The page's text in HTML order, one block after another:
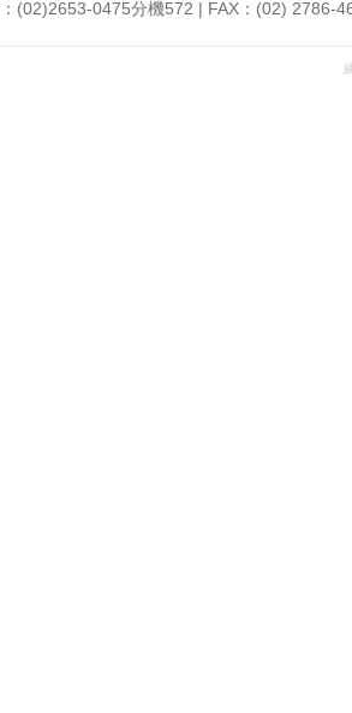
(02)2653-0475分機572 | FAX：(02) 2786-